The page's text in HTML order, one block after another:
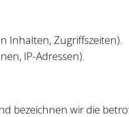
Inhalten, Zugriffszeiten).
IP-Adressen).
bezeichnen wir die